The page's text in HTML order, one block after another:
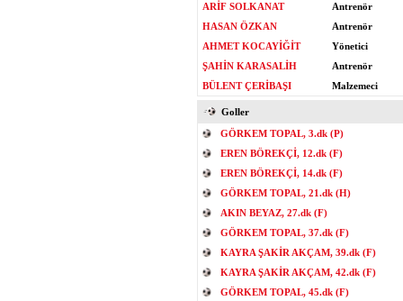
ARİF SOLKANAT
Antrenör
HASAN ÖZKAN
Antrenör
AHMET KOCAYİĞİT
Yönetici
ŞAHİN KARASALİH
Antrenör
BÜLENT ÇERİBAŞI
Malzemeci
Goller
GÖRKEM TOPAL, 3.dk (P)
EREN BÖREKÇİ, 12.dk (F)
EREN BÖREKÇİ, 14.dk (F)
GÖRKEM TOPAL, 21.dk (H)
AKIN BEYAZ, 27.dk (F)
GÖRKEM TOPAL, 37.dk (F)
KAYRA ŞAKİR AKÇAM, 39.dk (F)
KAYRA ŞAKİR AKÇAM, 42.dk (F)
GÖRKEM TOPAL, 45.dk (F)